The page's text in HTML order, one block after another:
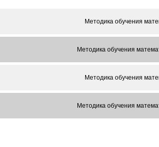
Методика обучения
Методика обучения
Методика обучения
Методика обучения